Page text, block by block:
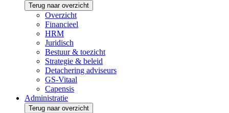
Terug naar overzicht
Overzicht
Financieel
HRM
Juridisch
Bestuur & toezicht
Strategie & beleid
Detachering adviseurs
GS-Vitaal
Capensis
Administratie
Terug naar overzicht